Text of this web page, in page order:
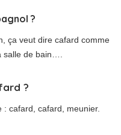
?
ça veut dire cafard comme
salle de bain….
?
cafard, cafard, meunier.